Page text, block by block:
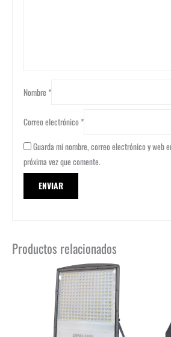
Nombre *
Correo electrónico*
Guarda mi nombre, correo electrónico y web
próxima vez que comente.
Productos relacionados